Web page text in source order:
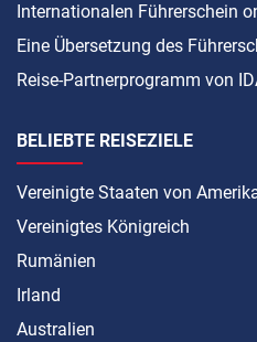
Internationalen Führerschein
Eine Übersetzung des
Reise-Partnerprogramm von
BELIEBTE REISEZIELE
Vereinigte Staaten von
Vereinigtes Königreich
Rumänien
Irland
Australien